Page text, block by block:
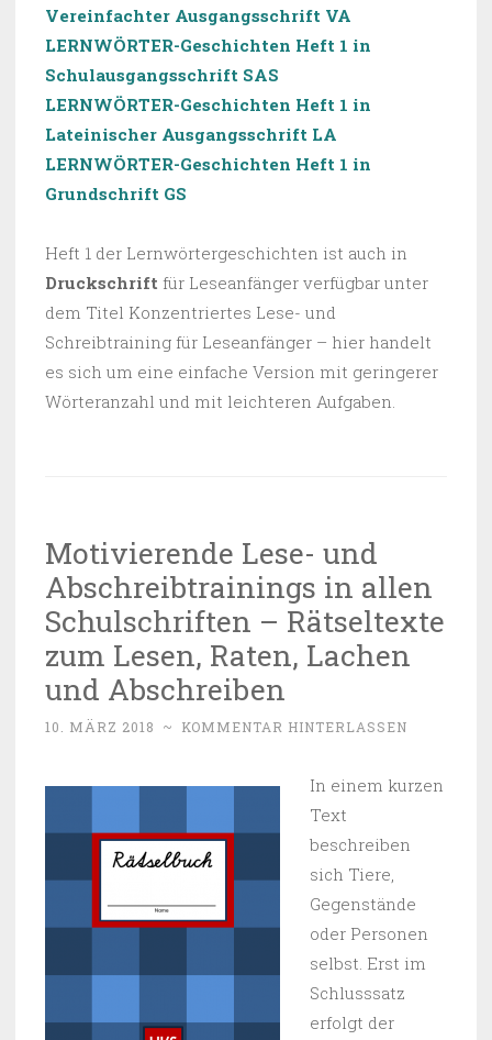
Vereinfachter Ausgangsschrift VA
LERNWÖRTER-Geschichten Heft 1 in
Schulausgangsschrift SAS
LERNWÖRTER-Geschichten Heft 1 in
Lateinischer Ausgangsschrift LA
LERNWÖRTER-Geschichten Heft 1 in
Grundschrift GS
Heft 1 der Lernwörtergeschichten ist auch in
Druckschrift für Leseanfänger verfügbar unter
dem Titel Konzentriertes Lese- und
Schreibtraining für Leseanfänger – hier handelt
es sich um eine einfache Version mit geringerer
Wörteranzahl und mit leichteren Aufgaben.
Motivierende Lese- und
Abschreibtrainings in allen
Schulschriften – Rätseltexte
zum Lesen, Raten, Lachen
und Abschreiben
10. MÄRZ 2018 ~ KOMMENTAR HINTERLASSEN
In einem kurzen
Text
beschreiben
sich Tiere,
Gegenstände
oder Personen
selbst. Erst im
Schlusssatz
erfolgt der